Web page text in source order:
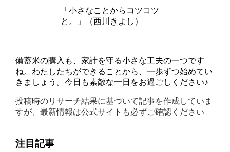
「小さなことからコツコツ
と。」（西川きよし）
備蓄米の購入も、家計を守る小さな工夫の一つです
ね。わたしたちができることから、一歩ずつ始めてい
きましょう。今日も素敵な一日をお過ごしください♪
投稿時のリサーチ結果に基づいて記事を作成していま
すが、最新情報は公式サイトも必ずご確認ください
注目記事